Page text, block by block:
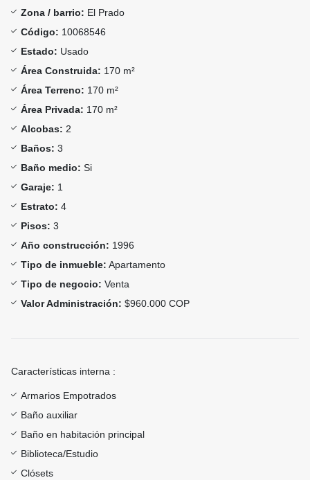
Zona / barrio: El Prado
Código: 10068546
Estado: Usado
Área Construida: 170 m²
Área Terreno: 170 m²
Área Privada: 170 m²
Alcobas: 2
Baños: 3
Baño medio: Si
Garaje: 1
Estrato: 4
Pisos: 3
Año construcción: 1996
Tipo de inmueble: Apartamento
Tipo de negocio: Venta
Valor Administración: $960.000 COP
Características interna :
Armarios Empotrados
Baño auxiliar
Baño en habitación principal
Biblioteca/Estudio
Clósets